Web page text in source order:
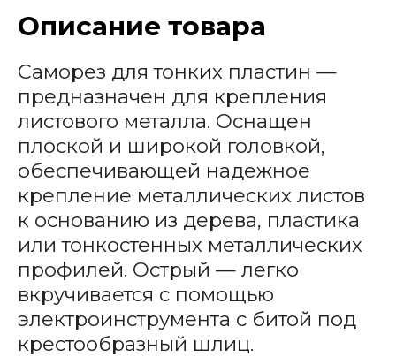
Описание товара
Саморез для тонких пластин —
предназначен для крепления
листового металла. Оснащен
плоской и широкой головкой,
обеспечивающей надежное
крепление металлических листов
к основанию из дерева, пластика
или тонкостенных металлических
профилей. Острый — легко
вкручивается с помощью
электроинструмента с битой под
крестообразный шлиц.